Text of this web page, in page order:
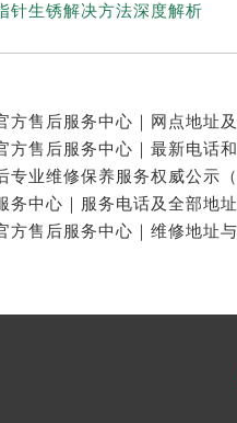
针生锈解决方法深度解析